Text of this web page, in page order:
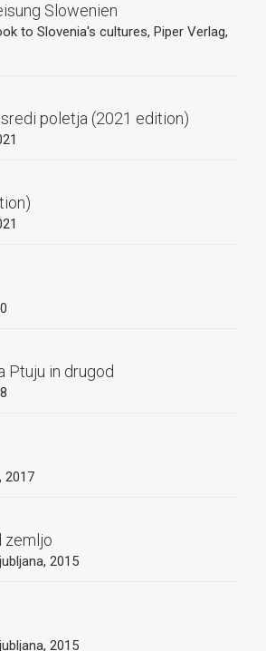
Slowenien
to Slovenia's cultures, Piper Verlag,
poletja (2021 edition)
Ptuju in drugod
2017
zemljo
2015
2015